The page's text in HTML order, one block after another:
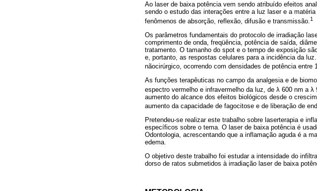
Ao laser de baixa potência vem sendo atribuído efeitos
sendo o estudo das interações entre a luz laser e a
fenômenos de absorção, reflexão, difusão e transmissão. 1
Os parâmetros fundamentais do protocolo de irradiação
comprimento de onda, freqüência, potência de saída,
tratamento. O tamanho do spot e o tempo de exposição
e, portanto, as respostas celulares para a incidência da
nãocirúrgico, ocorrendo com densidades de potência entre
As funções terapêuticas no campo da analgesia e de
espectro vermelho e infravermelho da luz, de λ 600 nm a λ
aumento do alcance dos efeitos biológicos desde o
aumento da capacidade de fagocitose e de liberação de
Pretendeu-se realizar este trabalho sobre laserterapia e
específicos sobre o tema. O laser de baixa potência é
Odontologia, acrescentando que a inflamação aguda é a
edema.
O objetivo deste trabalho foi estudar a intensidade do
dorso de ratos submetidos à irradiação laser de baixa